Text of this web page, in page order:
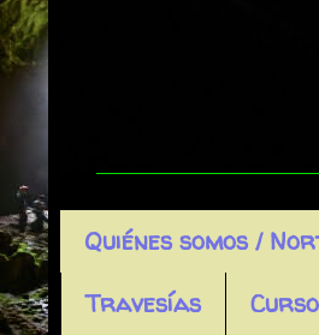
Quiénes somos /
Travesías